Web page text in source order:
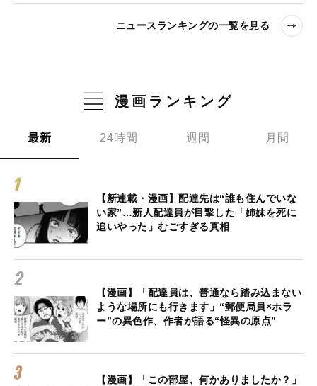
ニュースランキングの一覧を見る
漫画ランキング
最新 24時間 週間 月間
【新連載・漫画】配達先は“誰も住んでいな
い家”…新人配達員が目撃した「姉妹を死に
追いやった」むごすぎる真相
【漫画】「配達員は、普通なら踏み込まない
ような場所にも行きます」“郵便局員×ホラ
ー”の異色作、作者が語る“怪異の原点”
【漫画】「この部屋、何かありましたか？」